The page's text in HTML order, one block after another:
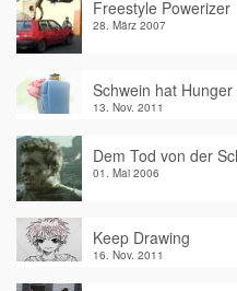
Freestyle Powerizer
28. März 2007
Schwein hat
13. Nov. 2011
Dem Tod von der
01. Mai 2006
Keep Drawing
16. Nov. 2011